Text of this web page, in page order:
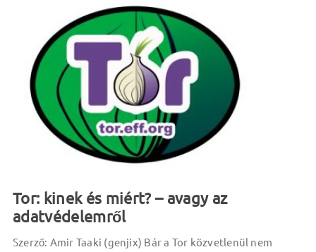
Tor: kinek és miért? – avagy az
adatvédelemről
Szerző: Amir Taaki (genjix) Bár a Tor közvetlenül nem